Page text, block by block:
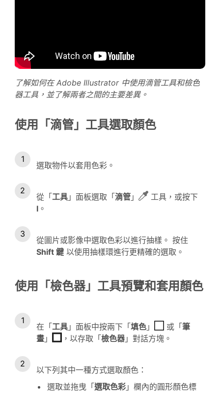
了解如何在 Adobe Illustrator 中使用滴管工具和檢色
器工具，並了解兩者之間的主要差異。
使用「滴管」工具選取顏色
選取物件以套用色彩。
從「 工具 」面板選取「 滴管 」
工具，或按下
I 。
從圖片或影像中選取色彩以進行抽樣。 按住
Shift 鍵 以使用抽樣環進行更精確的選取。
使用「檢色器」工具預覽和套用顏色
在「 工具 」面板中按兩下「 填色 」 或「 筆
畫 」 ，以存取「 檢色器 」對話方塊。
以下列其中一種方式選取顏色：
選取並拖曳「 選取色彩 」欄內的圓形顏色標